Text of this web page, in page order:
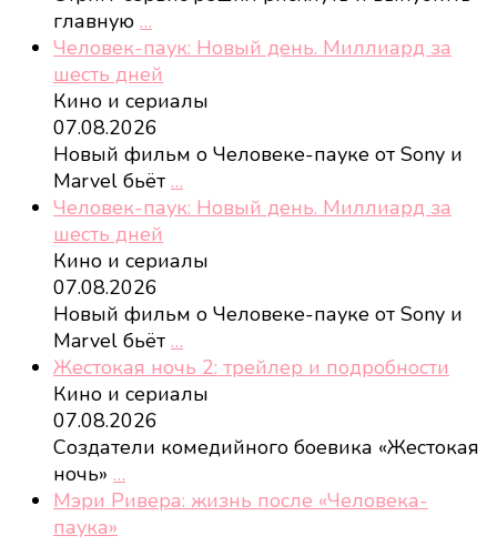
главную …
Человек-паук: Новый день. Миллиард за
шесть дней
Кино и сериалы
07.08.2026
Новый фильм о Человеке-пауке от Sony и
Marvel бьёт …
Человек-паук: Новый день. Миллиард за
шесть дней
Кино и сериалы
07.08.2026
Новый фильм о Человеке-пауке от Sony и
Marvel бьёт …
Жестокая ночь 2: трейлер и подробности
Кино и сериалы
07.08.2026
Создатели комедийного боевика «Жестокая
ночь» …
Мэри Ривера: жизнь после «Человека-
паука»